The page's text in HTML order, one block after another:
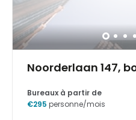
Noorderlaan 147,
Bureaux à partir de
€295 personne/mois